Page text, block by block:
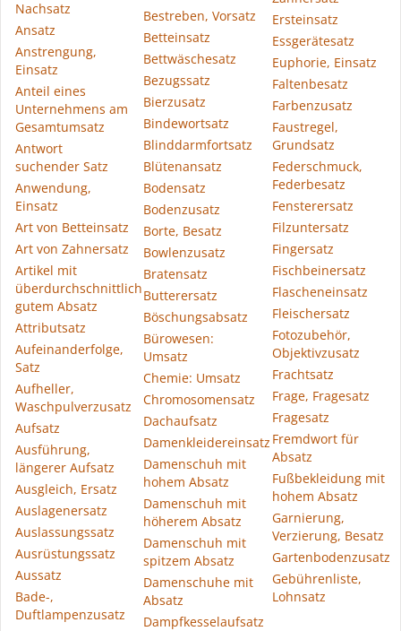
Nachsatz
Ansatz
Anstrengung,
Einsatz
Anteil eines
Unternehmens am
Gesamtumsatz
Antwort
suchender Satz
Anwendung,
Einsatz
Art von Betteinsatz
Art von Zahnersatz
Artikel mit
überdurchschnittlich
gutem Absatz
Attributsatz
Aufeinanderfolge,
Satz
Aufheller,
Waschpulverzusatz
Aufsatz
Ausführung,
längerer Aufsatz
Ausgleich, Ersatz
Auslagenersatz
Auslassungssatz
Ausrüstungssatz
Aussatz
Bade-,
Duftlampenzusatz
Bestreben, Vorsatz
Betteinsatz
Bettwäschesatz
Bezugssatz
Bierzusatz
Bindewortsatz
Blinddarmfortsatz
Blütenansatz
Bodensatz
Bodenzusatz
Borte, Besatz
Bowlenzusatz
Bratensatz
Butterersatz
Böschungsabsatz
Bürowesen:
Umsatz
Chemie: Umsatz
Chromosomensatz
Dachaufsatz
Damenkleidereinsatz
Damenschuh mit
hohem Absatz
Damenschuh mit
höherem Absatz
Damenschuh mit
spitzem Absatz
Damenschuhe mit
Absatz
Dampfkesselaufsatz
Ersteinsatz
Essgerätesatz
Euphorie, Einsatz
Faltenbesatz
Farbenzusatz
Faustregel,
Grundsatz
Federschmuck,
Federbesatz
Fensterersatz
Filzuntersatz
Fingersatz
Fischbeinersatz
Flascheneinsatz
Fleischersatz
Fotozubehör,
Objektivzusatz
Frachtsatz
Frage, Fragesatz
Fragesatz
Fremdwort für
Absatz
Fußbekleidung mit
hohem Absatz
Garnierung,
Verzierung, Besatz
Gartenbodenzusatz
Gebührenliste,
Lohnsatz